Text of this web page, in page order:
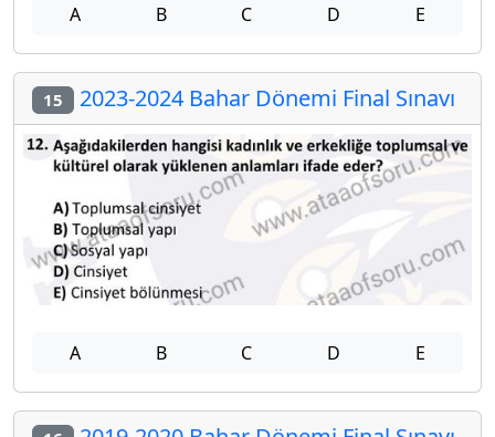
A B C D E
15 2023-2024 Bahar Dönemi Final Sınavı
A B C D E